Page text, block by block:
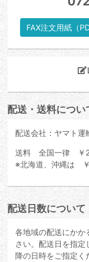
FAX注文用紙（
配送・送料につい
配送会社：ヤマト運
送料 全国一律 ￥
※北海道、沖縄は ￥
配送日数について
各地域の配送にかか
さい。配送日を指
降の日時をご指定く